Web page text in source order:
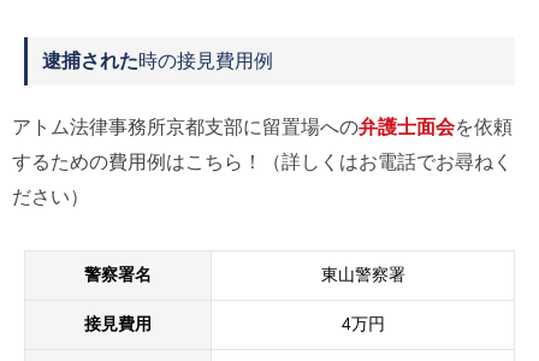
逮捕された時の接見費用例
アトム法律事務所京都支部に留置場への弁護士面会を依頼
するための費用例はこちら！（詳しくはお電話でお尋ねく
ださい）
警察署名 東山警察署
接見費用 4万円